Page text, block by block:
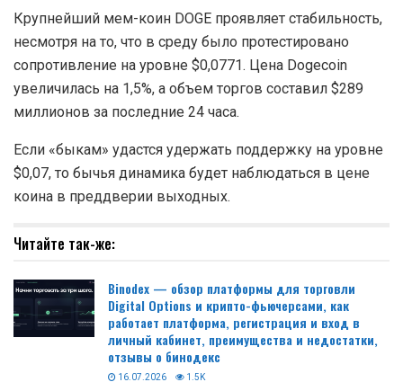
Крупнейший мем-коин DOGE проявляет стабильность,
несмотря на то, что в среду было протестировано
сопротивление на уровне $0,0771. Цена Dogecoin
увеличилась на 1,5%, а объем торгов составил $289
миллионов за последние 24 часа.
Если «быкам» удастся удержать поддержку на уровне
$0,07, то бычья динамика будет наблюдаться в цене
коина в преддверии выходных.
Читайте так-же:
Binodex — обзор платформы для торговли
Digital Options и крипто-фьючерсами, как
работает платформа, регистрация и вход в
личный кабинет, преимущества и недостатки,
отзывы о бинодекс
16.07.2026 1.5K